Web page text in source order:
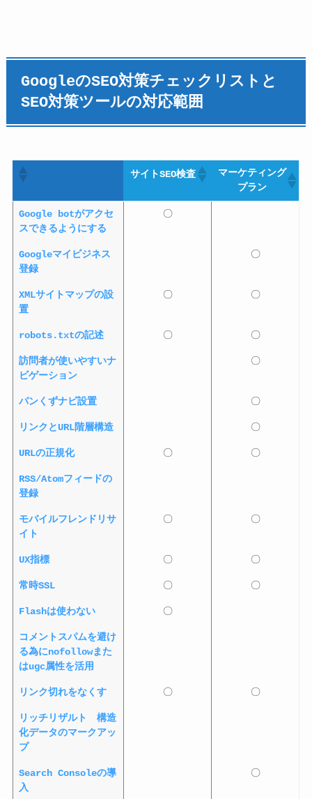
GoogleのSEO対策チェックリストと
SEO対策ツールの対応範囲
サイトSEO検査
マーケティング
プラン
サイトSEO検査
Google botがアクセ
スできるようにする
〇
Googleマイビジネス
登録
〇
XMLサイトマップの設
置
〇 〇
robots.txtの記述 〇 〇
訪問者が使いやすいナ
ビゲーション
〇
パンくずナビ設置 〇
リンクとURL階層構造 〇
URLの正規化 〇 〇
RSS/Atomフィードの
登録
モバイルフレンドリサ
イト
〇 〇
UX指標 〇 〇
常時SSL 〇 〇
Flashは使わない 〇
コメントスパムを避け
る為にnofollowまた
はugc属性を活用
リンク切れをなくす 〇 〇
リッチリザルト 構造
化データのマークアッ
プ
Search Consoleの導
入
〇